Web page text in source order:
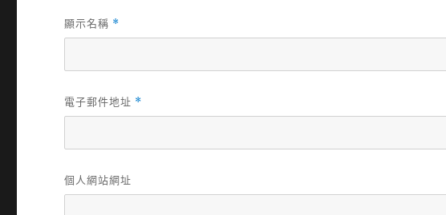
顯示名稱 *
電子郵件地址 *
個人網站網址